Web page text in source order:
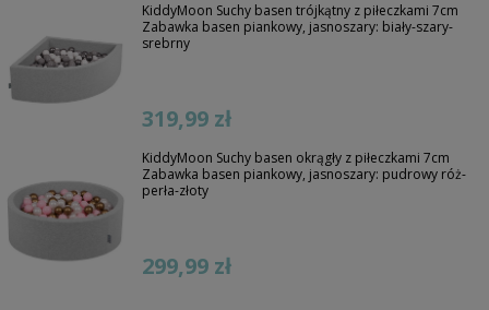
KiddyMoon Suchy basen trójkątny z piłeczkami 7cm
Zabawka basen piankowy, jasnoszary: biały-szary-
srebrny
319,99 zł
KiddyMoon Suchy basen okrągły z piłeczkami 7cm
Zabawka basen piankowy, jasnoszary: pudrowy róż-
perła-złoty
299,99 zł